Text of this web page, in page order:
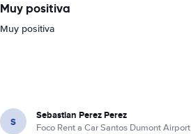
Muy positiva
Muy positiva
S Sebastian Perez Perez
Foco Rent a Car Santos Dumont Airport